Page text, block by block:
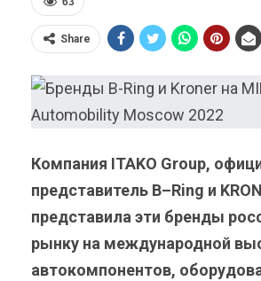
Share
Компания ITAKO Group,
представитель B–Ring и
представила эти бренды
рынку на международной
автокомпонентов,